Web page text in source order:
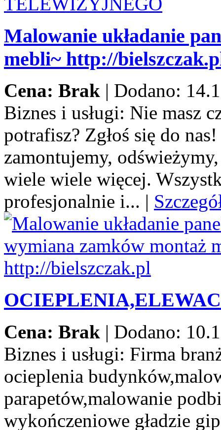
Malowanie układanie
mebli~ http://
Cena: Brak | Dodano:
Biznes i usługi: Nie masz
potrafisz? Zgłoś się do
zamontujemy,
wiele wiele więcej.
profesjonalnie i... |
Cena: Brak | Dodano:
Biznes i usługi: Firma
ocieplenia
parapetów,malowanie
wykończeniowe gładzie